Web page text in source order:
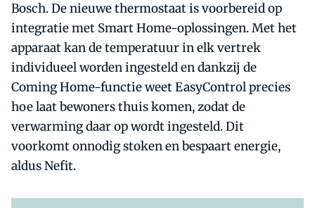
Bosch. De nieuwe thermostaat is voorbereid op
integratie met Smart Home-oplossingen. Met het
apparaat kan de temperatuur in elk vertrek
individueel worden ingesteld en dankzij de
Coming Home-functie weet EasyControl precies
hoe laat bewoners thuis komen, zodat de
verwarming daar op wordt ingesteld. Dit
voorkomt onnodig stoken en bespaart energie,
aldus Nefit.